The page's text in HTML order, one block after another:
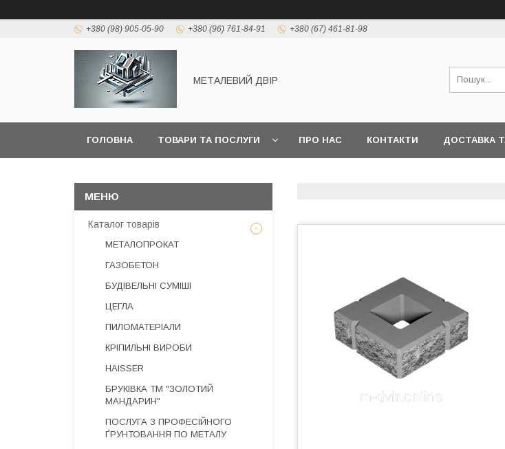
+380 (98) 905-05-90 +380 (96) 761-84-91 +380 (67) 461-81-98
МЕТАЛЕВИЙ ДВІР
ГОЛОВНА ТОВАРИ ТА ПОСЛУГИ ПРО НАС КОНТАКТИ ДОСТАВКА
Каталог товарів
МЕТАЛОПРОКАТ
ГАЗОБЕТОН
БУДІВЕЛЬНІ СУМІШІ
ЦЕГЛА
ПИЛОМАТЕРІАЛИ
КРІПИЛЬНІ ВИРОБИ
HAISSER
БРУКІВКА ТМ "ЗОЛОТИЙ
МАНДАРИН"
ПОСЛУГА З ПРОФЕСІЙНОГО
ҐРУНТОВАННЯ ПО МЕТАЛУ